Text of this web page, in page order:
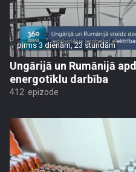
pirms 3 dienām, 23 stundām
Ungārijā un Rumānijā
energotīklu darbība
412. epizode